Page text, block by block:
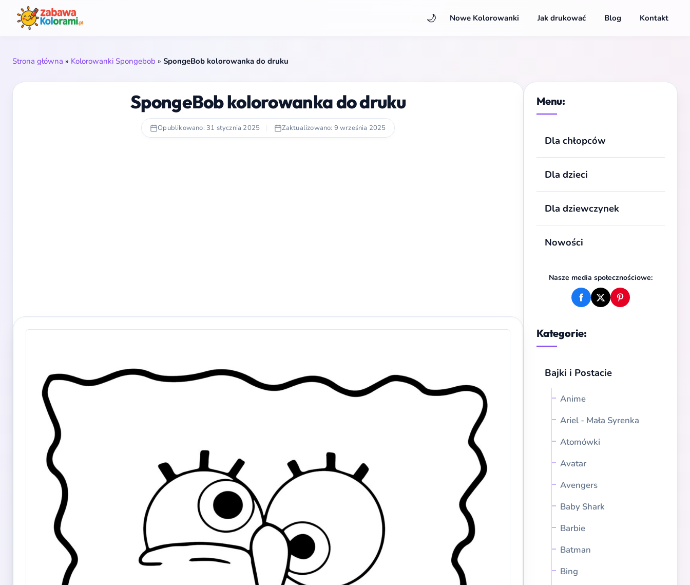
🌙 Nowe Kolorowanki Jak drukować Blog Kontakt
Strona główna » Kolorowanki Spongebob » SpongeBob kolorowanka do druku
Menu:
Dla chłopców
Dla dzieci
Dla dziewczynek
Nowości
Nasze media społecznościowe:
Kategorie:
Bajki i Postacie
Anime
Ariel - Mała Syrenka
Atomówki
Avatar
Avengers
Baby Shark
Barbie
Batman
Bing
SpongeBob kolorowanka do druku
Opublikowano: 31 stycznia 2025 | Zaktualizowano: 9 września 2025